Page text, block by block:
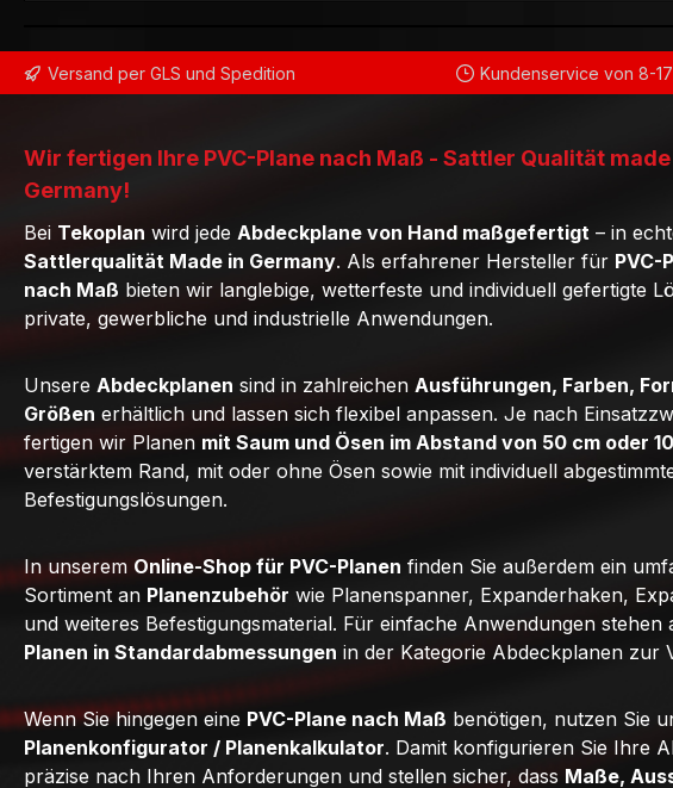
Versand per GLS und Spedition Kundenservice von 8-
Wir fertigen Ihre PVC-Plane nach Maß - Sattler Qualität made
Germany!
Bei Tekoplan wird jede Abdeckplane von Hand maßgefertigt – in
Sattlerqualität Made in Germany. Als erfahrener Hersteller für PVC-
nach Maß bieten wir langlebige, wetterfeste und individuell gefertigte
private, gewerbliche und industrielle Anwendungen.
Unsere Abdeckplanen sind in zahlreichen Ausführungen, Farben,
Größen erhältlich und lassen sich flexibel anpassen. Je nach
fertigen wir Planen mit Saum und Ösen im Abstand von 50 cm oder
verstärktem Rand, mit oder ohne Ösen sowie mit individuell
Befestigungslösungen.
In unserem Online-Shop für PVC-Planen finden Sie außerdem ein
Sortiment an Planenzubehör wie Planenspanner, Expanderhaken,
und weiteres Befestigungsmaterial. Für einfache Anwendungen stehen
Planen in Standardabmessungen in der Kategorie Abdeckplanen zur
Wenn Sie hingegen eine PVC-Plane nach Maß benötigen, nutzen Sie
Planenkonfigurator / Planenkalkulator. Damit konfigurieren Sie Ihre
präzise nach Ihren Anforderungen und stellen sicher, dass Maße,